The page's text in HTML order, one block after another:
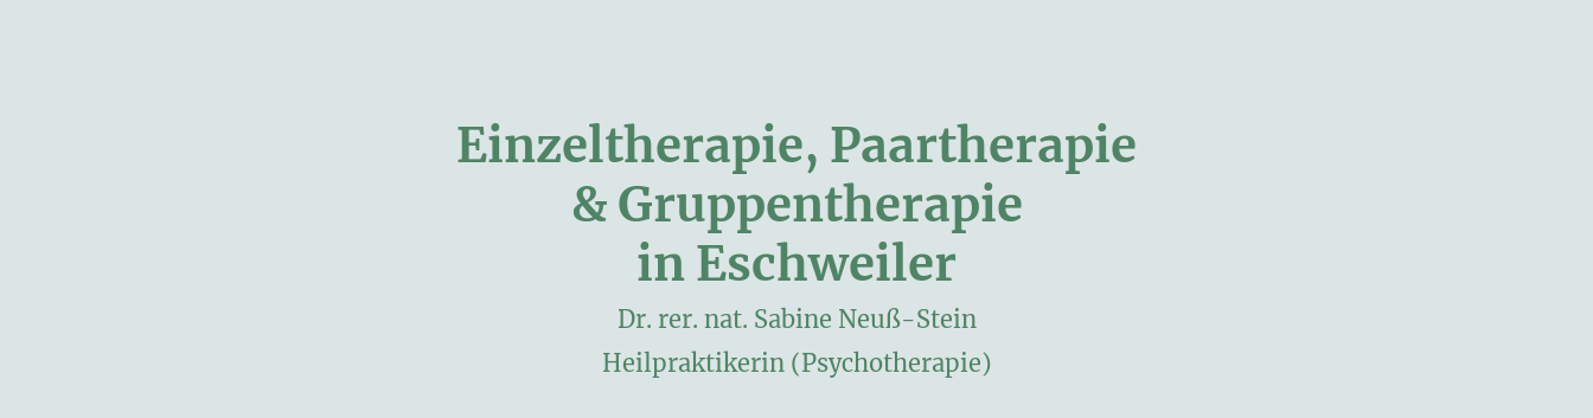
Einzeltherapie, Paartherapie
& Gruppentherapie
in Eschweiler
Dr. rer. nat. Sabine Neuß-Stein
Heilpraktikerin (Psychotherapie)